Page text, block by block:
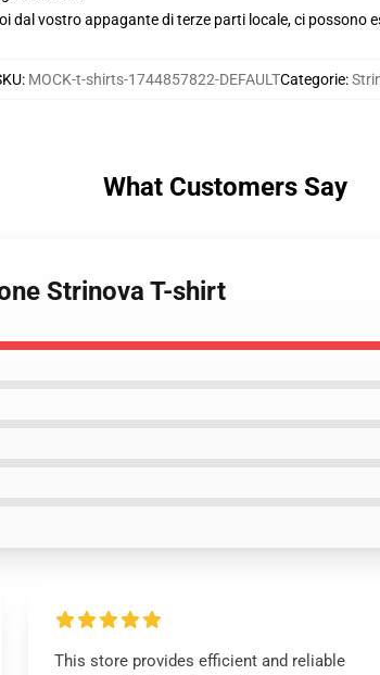
dal vostro appagante di terze parti locale, ci possono
: MOCK-t-shirts-1744857822-DEFAULTCategorie:
What Customers Say
Strinova T-shirt
This store provides efficient and reliable